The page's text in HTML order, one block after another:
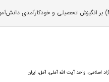
اسلامی، واحد آیت الله آملی، آمل، ایران